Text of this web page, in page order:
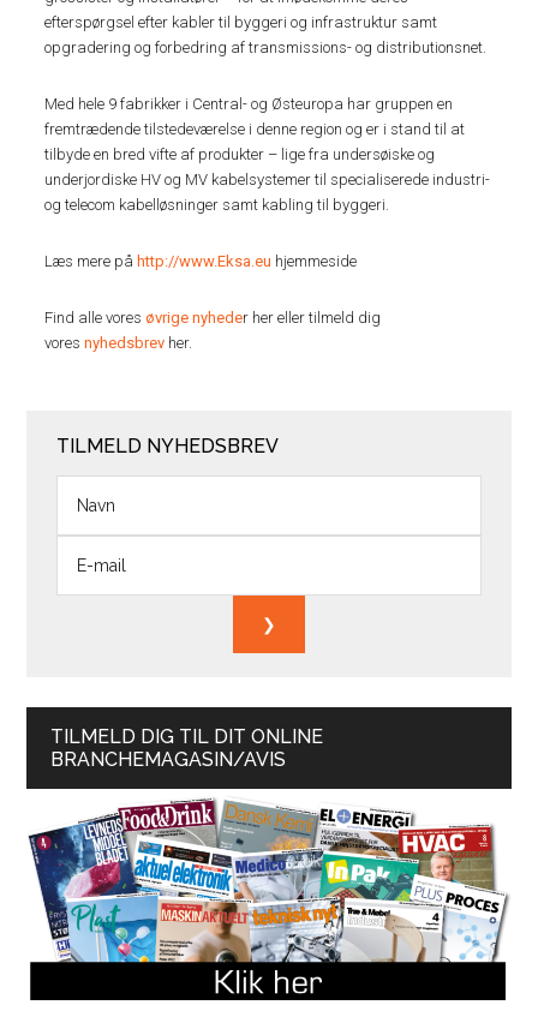
efterspørgsel efter kabler til byggeri og infrastruktur samt
opgradering og forbedring af transmissions- og distributionsnet.
Med hele 9 fabrikker i Central- og Østeuropa har gruppen en
fremtrædende tilstedeværelse i denne region og er i stand til at
tilbyde en bred vifte af produkter – lige fra undersøiske og
underjordiske HV og MV kabelsystemer til specialiserede industri-
og telecom kabelløsninger samt kabling til byggeri.
Læs mere på http://www.Eksa.eu hjemmeside
Find alle voresøvrige nyheder her eller tilmeld dig
voresnyhedsbrev her.
TILMELD NYHEDSBREV
TILMELD DIG TIL DIT ONLINE
BRANCHEMAGASIN/AVIS